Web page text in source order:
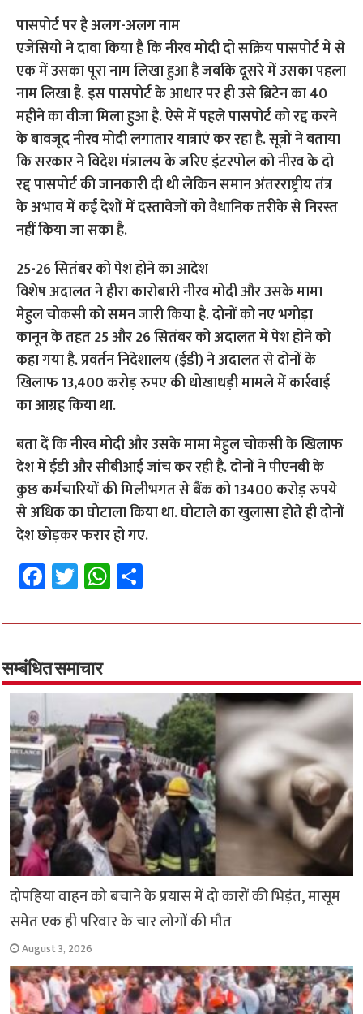
पासपोर्ट पर है अलग-अलग नाम
एजेंसियों ने दावा किया है कि नीरव मोदी दो सक्रिय पासपोर्ट में से
एक में उसका पूरा नाम लिखा हुआ है जबकि दूसरे में उसका पहला
नाम लिखा है. इस पासपोर्ट के आधार पर ही उसे ब्रिटेन का 40
महीने का वीजा मिला हुआ है. ऐसे में पहले पासपोर्ट को रद्द करने
के बावजूद नीरव मोदी लगातार यात्राएं कर रहा है. सूत्रों ने बताया
कि सरकार ने विदेश मंत्रालय के जरिए इंटरपोल को नीरव के दो
रद्द पासपोर्ट की जानकारी दी थी लेकिन समान अंतरराष्ट्रीय तंत्र
के अभाव में कई देशों में दस्तावेजों को वैधानिक तरीके से निरस्त
नहीं किया जा सका है.
25-26 सितंबर को पेश होने का आदेश
विशेष अदालत ने हीरा कारोबारी नीरव मोदी और उसके मामा
मेहुल चोकसी को समन जारी किया है. दोनों को नए भगोड़ा
कानून के तहत 25 और 26 सितंबर को अदालत में पेश होने को
कहा गया है. प्रवर्तन निदेशालय (ईडी) ने अदालत से दोनों के
खिलाफ 13,400 करोड़ रुपए की धोखाधड़ी मामले में कार्रवाई
का आग्रह किया था.
बता दें कि नीरव मोदी और उसके मामा मेहुल चोकसी के खिलाफ
देश में ईडी और सीबीआई जांच कर रही है. दोनों ने पीएनबी के
कुछ कर्मचारियों की मिलीभगत से बैंक को 13400 करोड़ रुपये
से अधिक का घोटाला किया था. घोटाले का खुलासा होते ही दोनों
देश छोड़कर फरार हो गए.
Fa
ce
b
o
o
k
T
wi
tt
er
W
h
at
p
p
ar
सम्बंधित समाचार
दोपहिया वाहन को बचाने के प्रयास में दो कारों की भिड़ंत, मासूम
समेत एक ही परिवार के चार लोगों की मौत
August 3, 2026